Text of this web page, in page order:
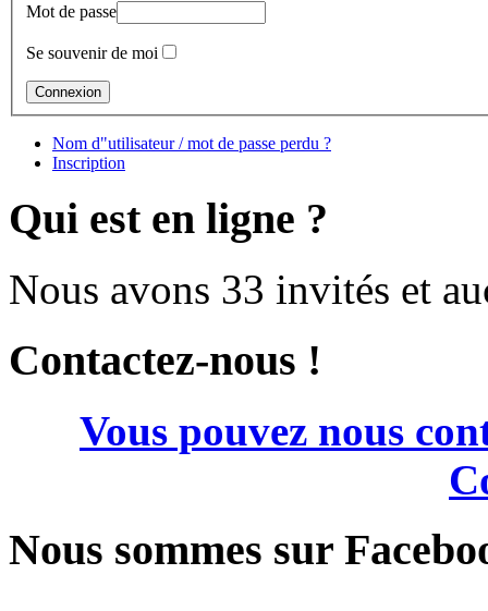
Mot de passe
Se souvenir de moi
Nom d"utilisateur / mot de passe perdu ?
Inscription
Qui est en ligne ?
Nous avons 33 invités et
Contactez-nous !
Vous pouvez nous
Nous sommes sur